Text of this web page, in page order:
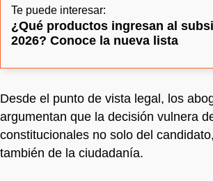
Te puede interesar:
¿Qué productos ingresan al
2026? Conoce la nueva lista
Desde el punto de vista legal, los
argumentan que la decisión vulnera
constitucionales no solo del
también de la ciudadanía.